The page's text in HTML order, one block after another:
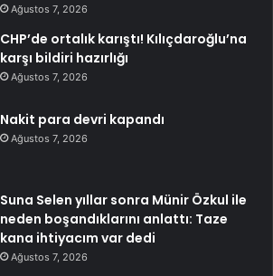
Ağustos 7, 2026
CHP’de ortalık karıştı! Kılıçdaroğlu’na
karşı bildiri hazırlığı
Ağustos 7, 2026
Nakit para devri kapandı
Ağustos 7, 2026
Suna Selen yıllar sonra Münir Özkul ile
neden boşandıklarını anlattı: Taze
kana ihtiyacım var dedi
Ağustos 7, 2026